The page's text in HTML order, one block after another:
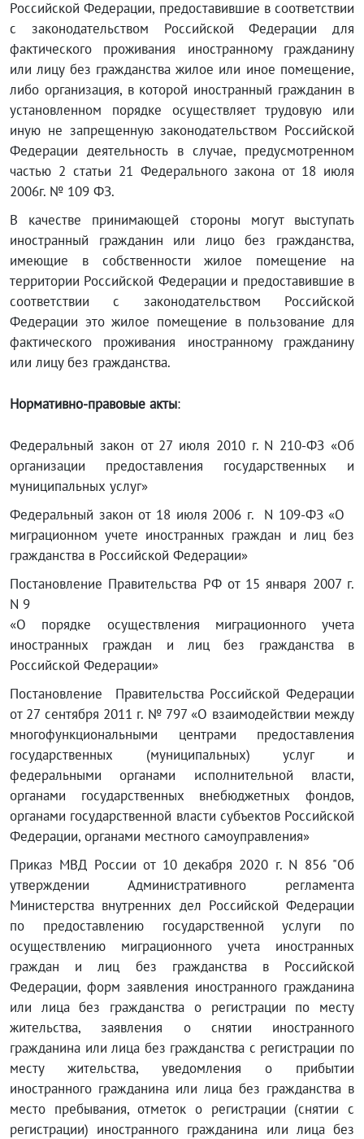
Российской Федерации, предоставившие в соответствии
с законодательством Российской Федерации для
фактического проживания иностранному гражданину
или лицу без гражданства жилое или иное помещение,
либо организация, в которой иностранный гражданин в
установленном порядке осуществляет трудовую или
иную не запрещенную законодательством Российской
Федерации деятельность в случае, предусмотренном
частью 2 статьи 21 Федерального закона от 18 июля
2006г. № 109 ФЗ.
В качестве принимающей стороны могут выступать
иностранный гражданин или лицо без гражданства,
имеющие в собственности жилое помещение на
территории Российской Федерации и предоставившие в
соответствии с законодательством Российской
Федерации это жилое помещение в пользование для
фактического проживания иностранному гражданину
или лицу без гражданства.
Нормативно-правовые акты:
Федеральный закон от 27 июля 2010 г. N 210-ФЗ «Об
организации предоставления государственных и
муниципальных услуг»
Федеральный закон от 18 июля 2006 г. N 109-ФЗ «О
миграционном учете иностранных граждан и лиц без
гражданства в Российской Федерации»
Постановление Правительства РФ от 15 января 2007 г.
N 9
«О порядке осуществления миграционного учета
иностранных граждан и лиц без гражданства в
Российской Федерации»
Постановление Правительства Российской Федерации
от 27 сентября 2011 г. № 797 «О взаимодействии между
многофункциональными центрами предоставления
государственных (муниципальных) услуг и
федеральными органами исполнительной власти,
органами государственных внебюджетных фондов,
органами государственной власти субъектов Российской
Федерации, органами местного самоуправления»
Приказ МВД России от 10 декабря 2020 г. N 856 "Об
утверждении Административного регламента
Министерства внутренних дел Российской Федерации
по предоставлению государственной услуги по
осуществлению миграционного учета иностранных
граждан и лиц без гражданства в Российской
Федерации, форм заявления иностранного гражданина
или лица без гражданства о регистрации по месту
жительства, заявления о снятии иностранного
гражданина или лица без гражданства с регистрации по
месту жительства, уведомления о прибытии
иностранного гражданина или лица без гражданства в
место пребывания, отметок о регистрации (снятии с
регистрации) иностранного гражданина или лица без